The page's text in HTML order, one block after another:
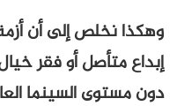
إلى أن أزمة السيناريو
أو فقر خيال لدى
العالمية أو